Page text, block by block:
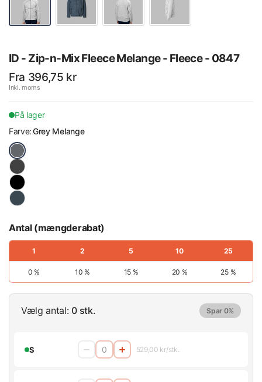
ID - Zip-n-Mix Fleece Melange - Fleece - 0847
Fra 396,75 kr
Inkl. moms
På lager
Farve:Grey Melange
Antal (mængderabat)
1 2 5 10 25
0 % 10 % 15 % 20 % 25 %
Vælg antal: 0 stk. Spar 0%
S 529,00 kr/stk.